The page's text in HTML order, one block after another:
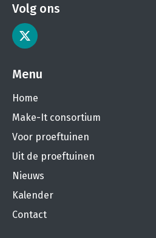
Volg ons
Menu
Home
Make-It consortium
Voor proeftuinen
Uit de proeftuinen
Nieuws
Kalender
Contact